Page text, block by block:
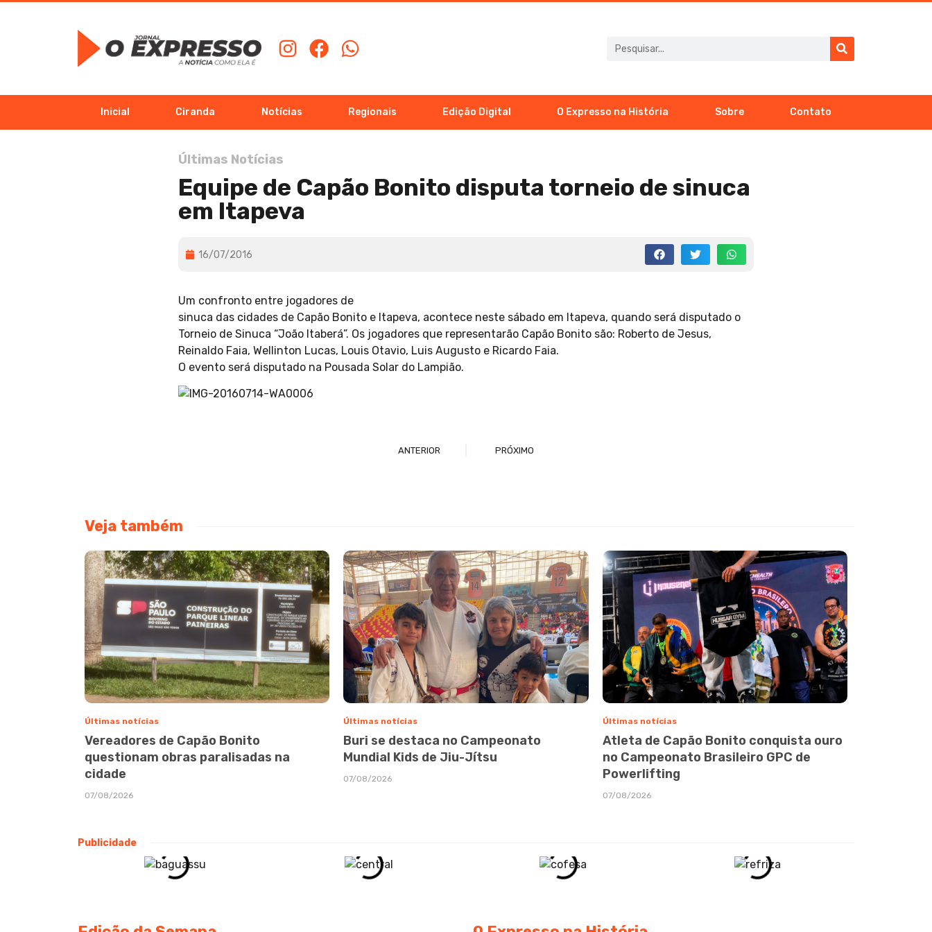
Inicial Ciranda Notícias Regionais Edição Digital O Expresso na História Sobre Contato
Últimas Notícias
Equipe de Capão Bonito disputa torneio de sinuca
em Itapeva
16/07/2016
Um confronto entre jogadores de
sinuca das cidades de Capão Bonito e Itapeva, acontece neste sábado em Itapeva, quando será disputado o
Torneio de Sinuca “João Itaberá”. Os jogadores que representarão Capão Bonito são: Roberto de Jesus,
Reinaldo Faia, Wellinton Lucas, Louis Otavio, Luis Augusto e Ricardo Faia.
O evento será disputado na Pousada Solar do Lampião.
ANTERIOR PRÓXIMO
Veja também
Últimas notícias
Vereadores de Capão Bonito
questionam obras paralisadas na
cidade
07/08/2026
Últimas notícias
Buri se destaca no Campeonato
Mundial Kids de Jiu-Jítsu
07/08/2026
Últimas notícias
Atleta de Capão Bonito conquista ouro
no Campeonato Brasileiro GPC de
Powerlifting
07/08/2026
Publicidade